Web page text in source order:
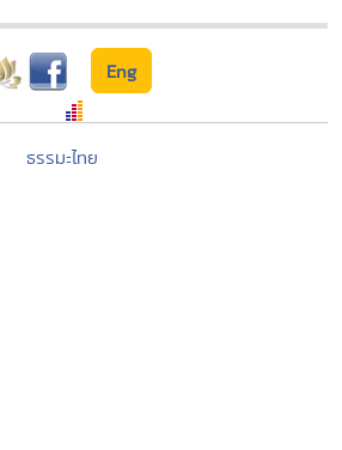
Eng
ธรรมะไทย